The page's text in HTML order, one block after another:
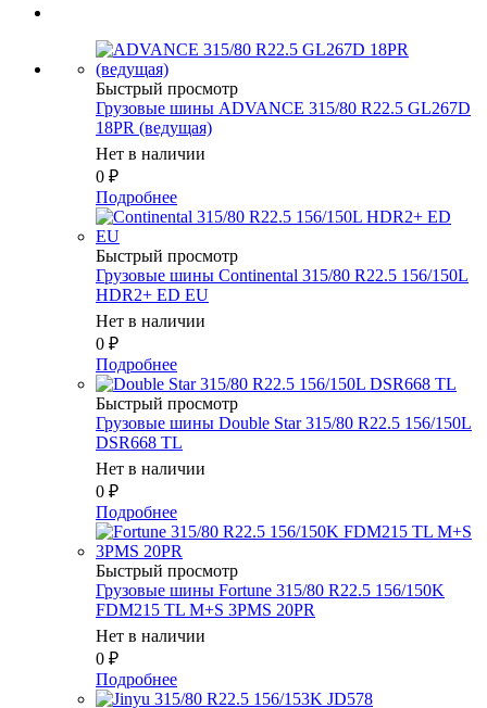
Быстрый просмотр
Грузовые шины ADVANCE 315/80 R22.5 GL267D
18PR (ведущая)
Нет в наличии
0 ₽
Подробнее
Быстрый просмотр
Грузовые шины Continental 315/80 R22.5 156/150L
HDR2+ ED EU
Нет в наличии
0 ₽
Подробнее
Быстрый просмотр
Грузовые шины Double Star 315/80 R22.5 156/150L
DSR668 TL
Нет в наличии
0 ₽
Подробнее
Быстрый просмотр
Грузовые шины Fortune 315/80 R22.5 156/150K
FDM215 TL M+S 3PMS 20PR
Нет в наличии
0 ₽
Подробнее